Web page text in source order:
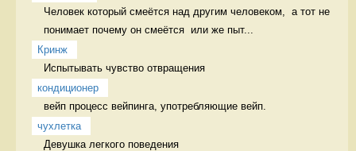
Человек который смеётся над другим человеком,  а тот не
понимает почему он смеётся  или же пыт...
Кринж
Испытывать чувство отвращения
кондиционер
вейп процесс вейпинга, употребляющие вейп.
чухлетка
Девушка легкого поведения